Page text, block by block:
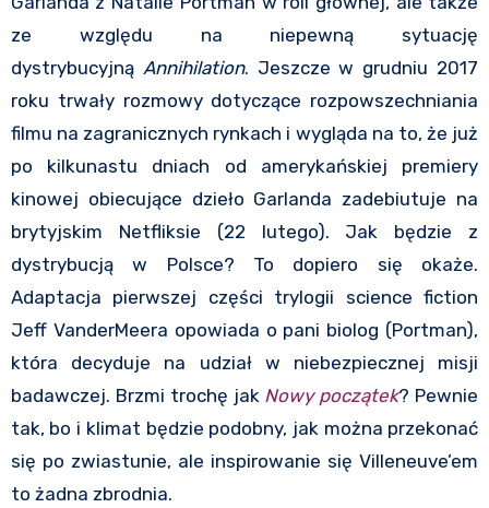
ze względu na niepewną sytuację
dystrybucyjną Annihilation. Jeszcze w grudniu 2017
roku trwały rozmowy dotyczące rozpowszechniania
filmu na zagranicznych rynkach i wygląda na to, że już
po kilkunastu dniach od amerykańskiej premiery
kinowej obiecujące dzieło Garlanda zadebiutuje na
brytyjskim Netfliksie (22 lutego). Jak będzie z
dystrybucją w Polsce? To dopiero się okaże.
Adaptacja pierwszej części trylogii science fiction
Jeff VanderMeera opowiada o pani biolog (Portman),
która decyduje na udział w niebezpiecznej misji
badawczej. Brzmi trochę jak Nowy początek? Pewnie
tak, bo i klimat będzie podobny, jak można przekonać
się po zwiastunie, ale inspirowanie się Villeneuve’em
to żadna zbrodnia.